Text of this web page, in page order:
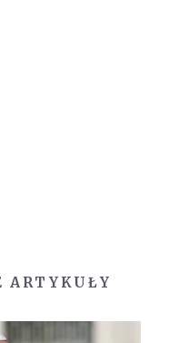
ARTYKUŁY